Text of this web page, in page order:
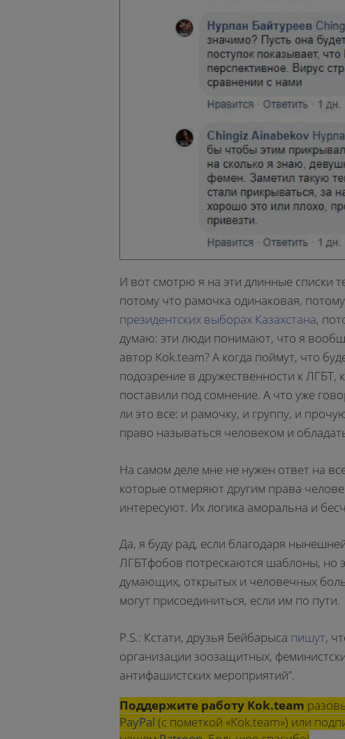
И вот смотрю я на эти длинные списки
потому что рамочка одинаковая,
президентских выборах Казахстана,
думаю: эти люди понимают, что я
автор Kok.team? А когда поймут, что
подозрение в дружественности к ЛГБТ,
поставили под сомнение. А что уже
ли это все: и рамочку, и группу, и
право называться человеком и
На самом деле мне не нужен ответ на
которые отмеряют другим права
интересуют. Их логика аморальна и
Да, я буду рад, если благодаря
ЛГБТфобов потрескаются шаблоны, но
думающих, открытых и человечных
могут присоединиться, если им по пути.
P.S.: Кстати, друзья Бейбарыса пишут,
организации зоозащитных,
антифашистских мероприятий”.
Поддержите работу Kok.team
PayPal (с пометкой «Kok.team») или